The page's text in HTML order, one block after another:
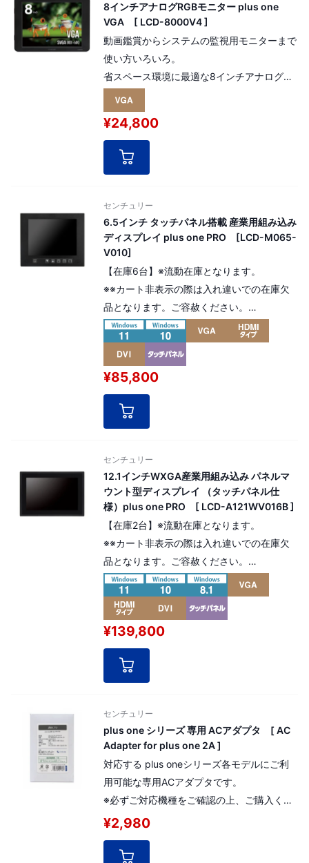
8インチアナログRGBモニター plus one
VGA [ LCD-8000V4 ]
動画鑑賞からシステムの監視用モニターまで
使い方いろいろ。
省スペース環境に最適な8インチアナログ
RGBモニター。
解像度：SVGA 800 x 600pixel（4：3）
¥24,800
センチュリー
6.5インチ タッチパネル搭載 産業用組み込み
ディスプレイ plus one PRO [LCD-M065-
V010]
【在庫6台】※流動在庫となります。
※※カート非表示の際は入れ違いでの在庫欠
品となります。ご容赦ください。
耐久性に優れた金属製フレームを採用。
高寿命液晶パネルを搭載した組み込み用途向
け6.5インチタッチパネルモニター
解像度：VGA 640x480 pixel（4:3）
[ パネル番号：17835 ]
¥85,800
センチュリー
12.1インチWXGA産業用組み込み パネルマ
ウント型ディスプレイ （タッチパネル仕
様）plus one PRO [ LCD-A121WV016B ]
【在庫2台】※流動在庫となります。
※※カート非表示の際は入れ違いでの在庫欠
品となります。ご容赦ください。
12.1インチ「パネルマウント型」モニタータ
ッチパネル（マルチタッチ）仕様。
高寿命液晶パネルを採用した産業用組み込み
モデル。
解像度：WXGA 1280×800pixel（16:10）
[ パネル番号：18085 ]
¥139,800
センチュリー
plus one シリーズ 専用 ACアダプタ [ AC
Adapter for plus one 2A ]
対応する plus oneシリーズ各モデルにご利
用可能な専用ACアダプタです。
※必ずご対応機種をご確認の上、ご購入くだ
さい。
¥2,980